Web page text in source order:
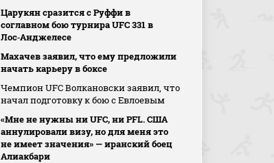
Царукян сразится с Руффи в
соглавном бою турнира UFC 331 в
Лос‑Анджелесе
Махачев заявил, что ему предложили
начать карьеру в боксе
Чемпион UFC Волкановски заявил, что
начал подготовку к бою с Евлоевым
«Мне не нужны ни UFC, ни PFL. США
аннулировали визу, но для меня это
не имеет значения» — иранский боец
Алиакбари